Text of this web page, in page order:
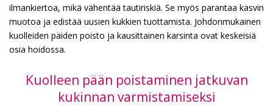
ilmankiertoa, mikä vähentää tautiriskiä. Se myös parantaa kasvin
muotoa ja edistää uusien kukkien tuottamista. Johdonmukainen
kuolleiden päiden poisto ja kausittainen karsinta ovat keskeisiä
osia hoidossa.
Kuolleen pään poistaminen jatkuvan
kukinnan varmistamiseksi